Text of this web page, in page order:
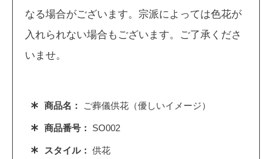
なる場合がございます。宗派によっては色花が
入れられない場合もございます。ご了承くださ
いませ。
商品名： ご葬儀供花（優しいイメージ）
商品番号： SO002
スタイル： 供花